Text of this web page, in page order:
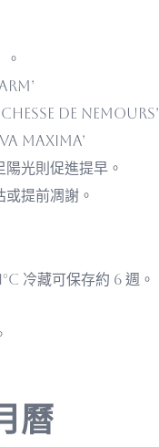
de Nemours’
Maxima’
光則促進提早。
提前凋謝。
冷藏可保存約 6 週。
曆